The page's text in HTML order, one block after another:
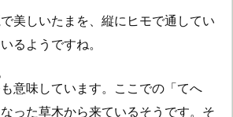
で美しいたまを、縦にヒモで通してい
るようですね。
も意味しています。ここでの「てへ
った草木から来ているそうです。そ